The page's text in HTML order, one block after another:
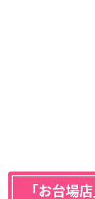
「 お台場店